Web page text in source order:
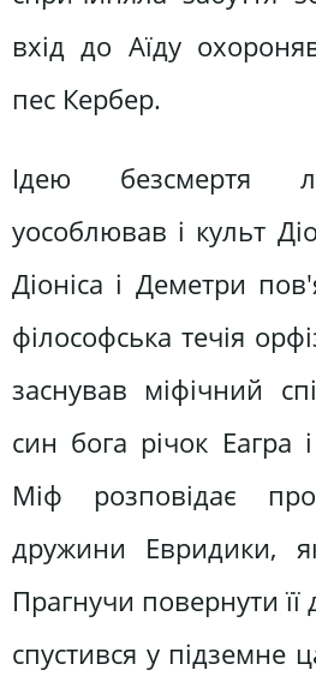
вхід до Аїду
пес Кербер.
Ідею безсмертя
уособлював і культ
Діоніса і Деметри
філософська течія
заснував міфічний
син бога річок Еагра
Міф розповідає
дружини Евридики,
Прагнучи повернути
спустився у підземне